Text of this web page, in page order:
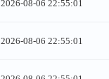
2026-08-06 22:55:01
2026-08-06 22:55:01